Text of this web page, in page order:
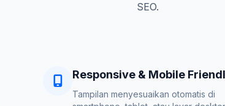
SEO.
Responsive & Mobile
Tampilan menyesuaikan otomatis di